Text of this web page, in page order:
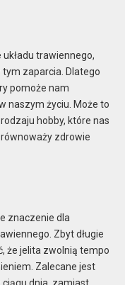
trawiennego,
zaparcia. Dlatego
pomoże nam
naszym życiu. Może to
hobby, które nas
zdrowie
znaczenie dla
Zbyt długie
że jelita zwolnią tempo
Zalecane jest
ciągu dnia, zamiast